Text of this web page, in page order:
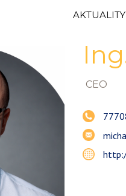
AKTUALITY
CEO